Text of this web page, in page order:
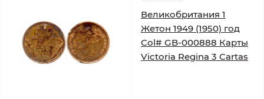
Великобритания 1
Жетон 1949 (1950) год
Col# GB-000888 Карты
Victoria Regina 3 Cartas